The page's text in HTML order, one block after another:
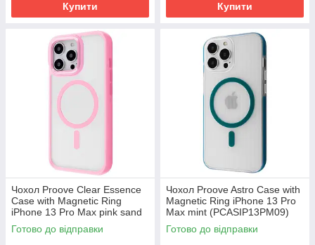
Купити Купити
Чохол Proove Clear Essence
Case with Magnetic Ring
iPhone 13 Pro Max pink sand
(PCCEIP13PM28)
Готово до відправки
Чохол Proove Astro Case with
Magnetic Ring iPhone 13 Pro
Max mint (PCASIP13PM09)
Готово до відправки